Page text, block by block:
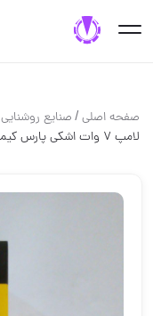
صفحه اصلی/صنايع روشنايي
لامپ 7 وات اشکی پارس کیمیا